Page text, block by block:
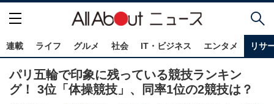
連載 ライフ グルメ 社会 IT・ビジネス エンタメ リサ
パリ五輪で印象に残っている競技ランキン
グ！ 3位「体操競技」、同率1位の2競技は？